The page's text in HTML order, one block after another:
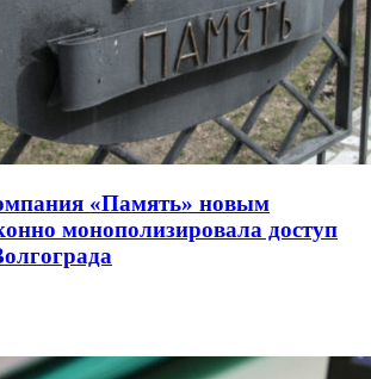
«Память» новым
монополизировала доступ